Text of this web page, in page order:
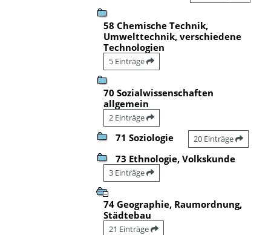
58 Chemische Technik,
Umwelttechnik, verschiedene
Technologien
5 Einträge
70 Sozialwissenschaften
allgemein
2 Einträge
71 Soziologie 20 Einträge
73 Ethnologie, Volkskunde
3 Einträge
74 Geographie, Raumordnung,
Städtebau
21 Einträge